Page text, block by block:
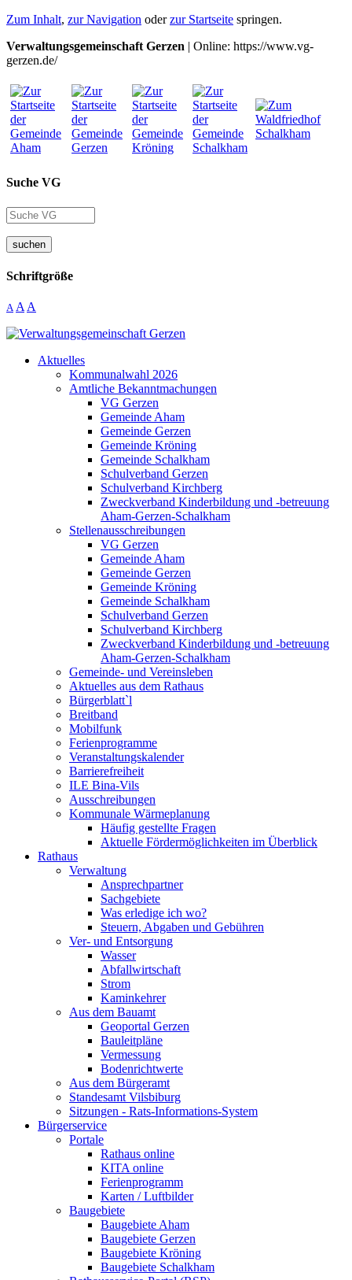
Zum Inhalt, zur Navigation oderzur Startseite springen.
Verwaltungsgemeinschaft Gerzen | Online: https://www.vg-
gerzen.de/
Suche VG
suchen
Schriftgröße
A A A
Aktuelles
Kommunalwahl 2026
Amtliche Bekanntmachungen
VG Gerzen
Gemeinde Aham
Gemeinde Gerzen
Gemeinde Kröning
Gemeinde Schalkham
Schulverband Gerzen
Schulverband Kirchberg
Zweckverband Kinderbildung und -betreuung
Aham-Gerzen-Schalkham
Stellenausschreibungen
VG Gerzen
Gemeinde Aham
Gemeinde Gerzen
Gemeinde Kröning
Gemeinde Schalkham
Schulverband Gerzen
Schulverband Kirchberg
Zweckverband Kinderbildung und -betreuung
Aham-Gerzen-Schalkham
Gemeinde- und Vereinsleben
Aktuelles aus dem Rathaus
Bürgerblatt`l
Breitband
Mobilfunk
Ferienprogramme
Veranstaltungskalender
Barrierefreiheit
ILE Bina-Vils
Ausschreibungen
Kommunale Wärmeplanung
Häufig gestellte Fragen
Aktuelle Fördermöglichkeiten im Überblick
Rathaus
Verwaltung
Ansprechpartner
Sachgebiete
Was erledige ich wo?
Steuern, Abgaben und Gebühren
Ver- und Entsorgung
Wasser
Abfallwirtschaft
Strom
Kaminkehrer
Aus dem Bauamt
Geoportal Gerzen
Bauleitpläne
Vermessung
Bodenrichtwerte
Aus dem Bürgeramt
Standesamt Vilsbiburg
Sitzungen - Rats-Informations-System
Bürgerservice
Portale
Rathaus online
KITA online
Ferienprogramm
Karten / Luftbilder
Baugebiete
Baugebiete Aham
Baugebiete Gerzen
Baugebiete Kröning
Baugebiete Schalkham